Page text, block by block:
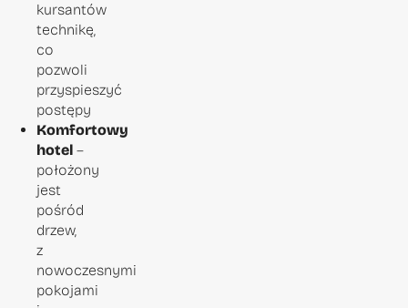
kursantów
technikę,
co
pozwoli
przyspieszyć
postępy
Komfortowy
hotel –
położony
jest
pośród
drzew,
z
nowoczesnymi
pokojami